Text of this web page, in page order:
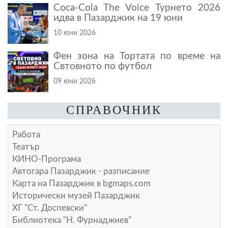
Coca-Cola The Voice Турнето 2026
идва в Пазарджик на 19 юни
10 юни 2026
Фен зона на Тортата по време на
Свтовното по футбол
09 юни 2026
СПРАВОЧНИК
Работа
Театър
КИНО-Програма
Автогара Пазарджик - разписание
Карта на Пазарджик в bgmaps.com
Исторически музей Пазарджик
ХГ "Ст. Доспевски"
Библиотека "Н. Фурнаджиев"